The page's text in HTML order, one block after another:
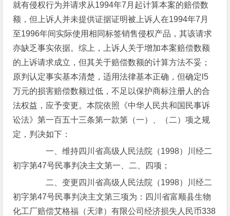
就有侵权行为并请求从1994年7月起计算本案的赔偿数
额，但上诉人并未提供证据证明被上诉人在1994年7月
至1996年间实际使用相同标签销售侵权产品，其该请求
亦缺乏事实依据。综上，上诉人关于增加本案赔偿数额
的上诉请求成立，但其关于赔偿数额的计算方法不妥；
原判认定事实基本清楚，适用法律基本正确，但确定l5
万元的损害赔偿数额过低，不足以保护商标注册人的合
法权益，应予变更。本院依照《中华人民共和国民事诉
讼法》第一百五十三条第一款第（一）、（二）项之规
定，判决如下：
一、维持四川省高级人民法院（1998）川经二
初字第47号民事判决主文第一、二、四项；
二、变更四川省高级人民法院（1998）川经二
初字第47号民事判决主文第三项为：四川省富顺县生物
化工厂赔偿艾格福（天津）有限公司经济损失人民币338